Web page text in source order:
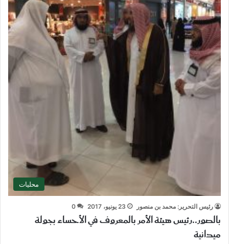
محليات
رئيس التحرير: محمد بن منصور 23 يونيو، 2017 0
بالصور..رئيس هيئة الأمر بالمعروف في الأحساء بجولة
ميدانية